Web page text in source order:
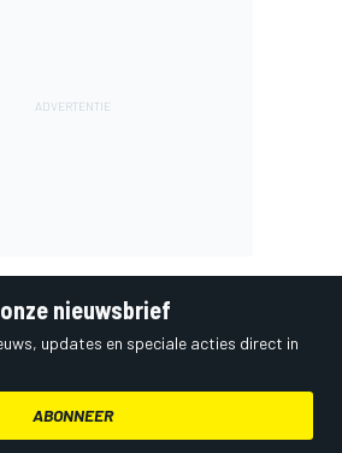
nieuwsbrief
updates en speciale acties direct in
ABONNEER